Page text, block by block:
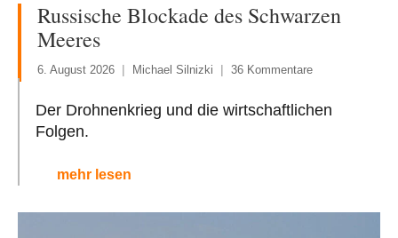
Russische Blockade des Schwarzen
Meeres
6. August 2026 Michael Silnizki 36 Kommentare
Der Drohnenkrieg und die wirtschaftlichen
Folgen.
mehr lesen